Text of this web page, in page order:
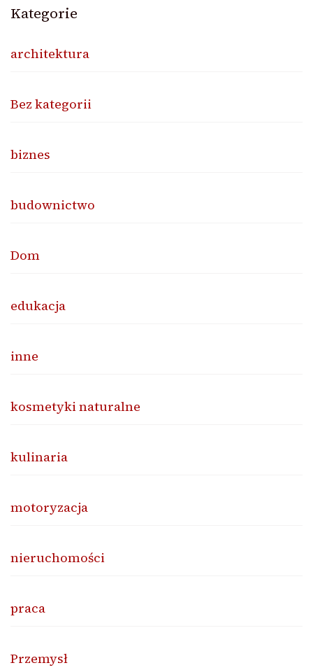
Kategorie
architektura
Bez kategorii
biznes
budownictwo
Dom
edukacja
inne
kosmetyki naturalne
kulinaria
motoryzacja
nieruchomości
praca
Przemysł